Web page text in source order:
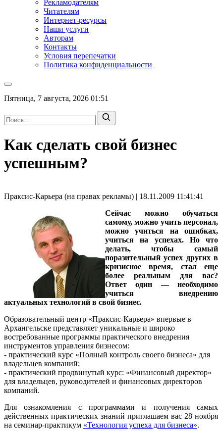
Рекламодателям
Читателям
Интернет-ресурсы
Наши услуги
Авторам
Контакты
Условия перепечатки
Политика конфиденциальности
Пятница, 7 августа, 2026 01:51
Как сделать свой бизнес
успешным?
Праксис-Карьера (на правах рекламы) | 18.11.2009 11:41:41
Сейчас можно обучаться
самому, можно учить персонал,
можно учиться на ошибках,
учиться на успехах. Но что
делать, чтобы самый
поразительный успех других в
кризисное время, стал еще
более реальным для вас?
Ответ один — необходимо
учиться внедрению
актуальных технологий в свой бизнес.
Образовательный центр «Праксис-Карьера» впервые в
Архангельске представляет уникальные и широко
востребованные программы практического внедрения
инструментов управления бизнесом:
- практический курс «Полный контроль своего бизнеса» для
владельцев компаний;
- практический продвинутый курс: «Финансовый директор»
для владельцев, руководителей и финансовых директоров
компаний.
Для ознакомления с программами и получения самых
действенных практических знаний приглашаем вас 28 ноября
на семинар-практикум «Технология успеха для бизнеса».